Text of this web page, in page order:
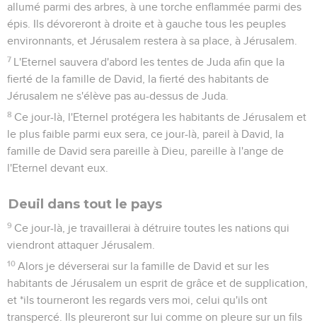
allumé parmi des arbres, à une torche enflammée parmi des
épis. Ils dévoreront à droite et à gauche tous les peuples
environnants, et Jérusalem restera à sa place, à Jérusalem.
7 L'Eternel sauvera d'abord les tentes de Juda afin que la
fierté de la famille de David, la fierté des habitants de
Jérusalem ne s'élève pas au-dessus de Juda.
8 Ce jour-là, l'Eternel protégera les habitants de Jérusalem et
le plus faible parmi eux sera, ce jour-là, pareil à David, la
famille de David sera pareille à Dieu, pareille à l'ange de
l'Eternel devant eux.
Deuil dans tout le pays
9 Ce jour-là, je travaillerai à détruire toutes les nations qui
viendront attaquer Jérusalem.
10 Alors je déverserai sur la famille de David et sur les
habitants de Jérusalem un esprit de grâce et de supplication,
et *ils tourneront les regards vers moi, celui qu'ils ont
transpercé. Ils pleureront sur lui comme on pleure sur un fils